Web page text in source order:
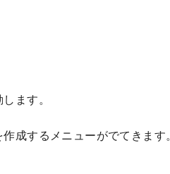
ます。
成するメニューがでてきます。